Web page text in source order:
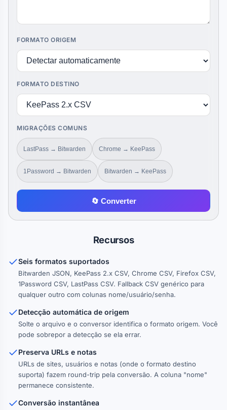
FORMATO ORIGEM
FORMATO DESTINO
MIGRAÇÕES COMUNS
LastPass → Bitwarden Chrome → KeePass
1Password → Bitwarden Bitwarden → KeePass
🔄 Converter
Recursos
Seis formatos suportados
Bitwarden JSON, KeePass 2.x CSV, Chrome CSV, Firefox CSV,
1Password CSV, LastPass CSV. Fallback CSV genérico para
qualquer outro com colunas nome/usuário/senha.
Detecção automática de origem
Solte o arquivo e o conversor identifica o formato origem. Você
pode sobrepor a detecção se ela errar.
Preserva URLs e notas
URLs de sites, usuários e notas (onde o formato destino
suporta) fazem round-trip pela conversão. A coluna "nome"
permanece consistente.
Conversão instantânea